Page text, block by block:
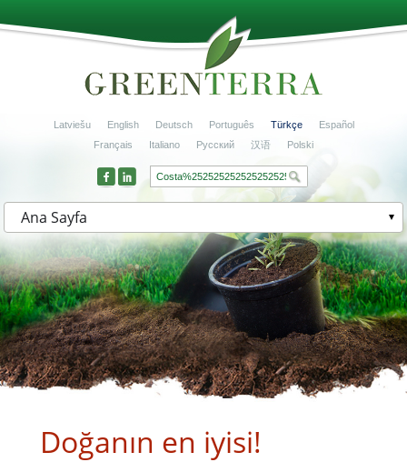
Latviešu English Deutsch Português Türkçe
Español
Français
Italiano Русский 汉语 Polski
Ana Sayfa
Doğanın en iyisi!